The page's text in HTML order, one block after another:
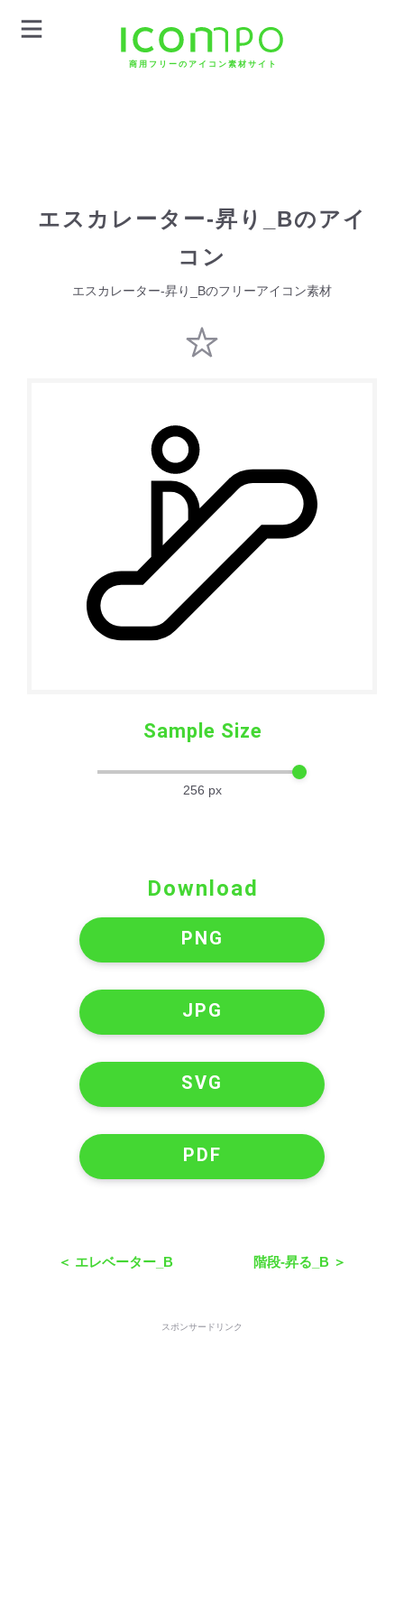
商用フリーのアイコン素材サイト
エスカレーター-昇り_Bのアイ
コン
エスカレーター-昇り_Bのフリーアイコン素材
Sample Size
256 px
Download
PNG
JPG
SVG
PDF
＜ エレベーター_B 階段-昇る_B ＞
スポンサードリンク